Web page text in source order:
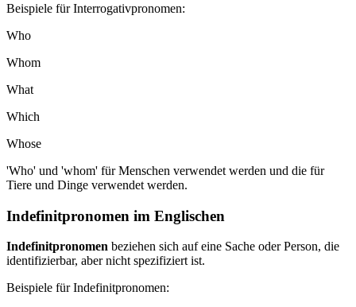
Beispiele für Interrogativpronomen:
Who
Whom
What
Which
Whose
'Who' und 'whom' für Menschen verwendet werden und die für
Tiere und Dinge verwendet werden.
Indefinitpronomen im Englischen
Indefinitpronomen beziehen sich auf eine Sache oder Person, die
identifizierbar, aber nicht spezifiziert ist.
Beispiele für Indefinitpronomen: